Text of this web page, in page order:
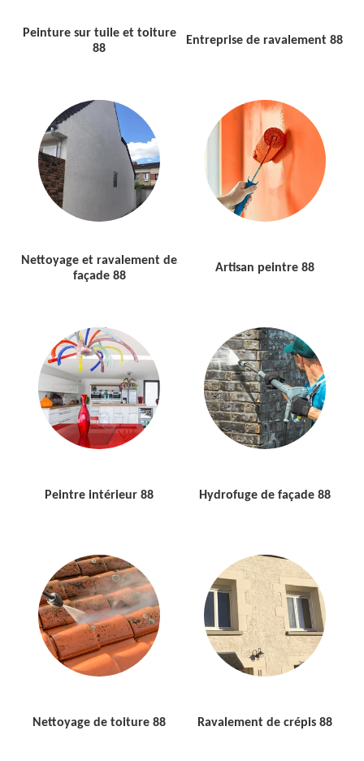
Peinture sur tuile et toiture
88
Entreprise de ravalement 88
Nettoyage et ravalement de
façade 88
Artisan peintre 88
Peintre intérieur 88 Hydrofuge de façade 88
Nettoyage de toiture 88 Ravalement de crépis 88